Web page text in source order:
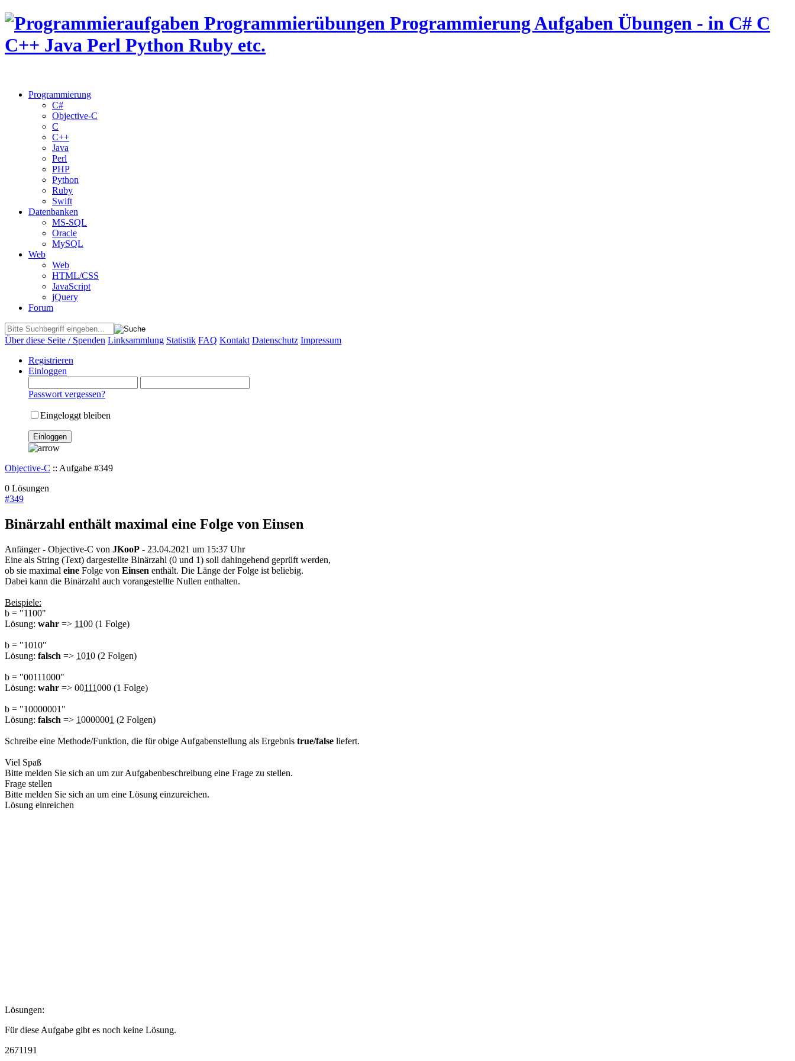
Programmierung
C#
Objective-C
C
C++
Java
Perl
PHP
Python
Ruby
Swift
Datenbanken
MS-SQL
Oracle
MySQL
Web
Web
HTML/CSS
JavaScript
jQuery
Forum
Über diese Seite / Spenden Linksammlung Statistik FAQ Kontakt Datenschutz Impressum
Registrieren
Einloggen
Passwort vergessen?
Eingeloggt bleiben
Objective-C :: Aufgabe #349
0 Lösungen
#349
Binärzahl enthält maximal eine Folge von Einsen
Anfänger - Objective-C von JKooP - 23.04.2021 um 15:37 Uhr
Eine als String (Text) dargestellte Binärzahl (0 und 1) soll dahingehend geprüft werden,
ob sie maximal eine Folge von Einsen enthält. Die Länge der Folge ist beliebig.
Dabei kann die Binärzahl auch vorangestellte Nullen enthalten.
Beispiele:
b = "1100"
Lösung: wahr => 1100 (1 Folge)
b = "1010"
Lösung: falsch => 1010 (2 Folgen)
b = "00111000"
Lösung: wahr => 00111000 (1 Folge)
b = "10000001"
Lösung: falsch => 10000001 (2 Folgen)
Schreibe eine Methode/Funktion, die für obige Aufgabenstellung als Ergebnis true/false liefert.
Viel Spaß
Bitte melden Sie sich an um zur Aufgabenbeschreibung eine Frage zu stellen.
Frage stellen
Bitte melden Sie sich an um eine Lösung einzureichen.
Lösung einreichen
Lösungen:
Für diese Aufgabe gibt es noch keine Lösung.
2671191